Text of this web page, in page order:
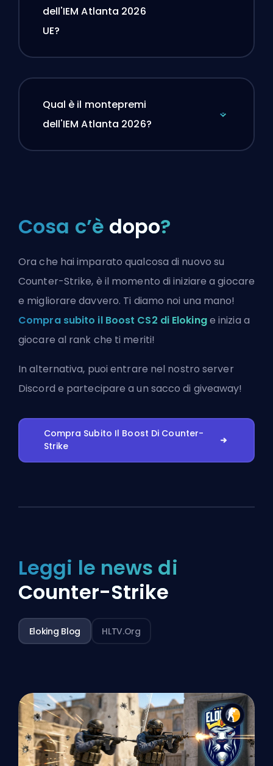
dell'IEM Atlanta 2026
UE?
Qual è il montepremi
dell'IEM Atlanta 2026?
Cosa c’è dopo?
Ora che hai imparato qualcosa di nuovo su
Counter-Strike, è il momento di iniziare a giocare
e migliorare davvero. Ti diamo noi una mano!
Compra subito il Boost CS2 di Elokinge inizia a
giocare al rank che ti meriti!
In alternativa, puoientrare nel nostro server
Discord e partecipare a un sacco di giveaway!
Compra Subito Il Boost Di Counter-
Strike
Leggi le news di
Counter-Strike
Eloking Blog HLTV.org